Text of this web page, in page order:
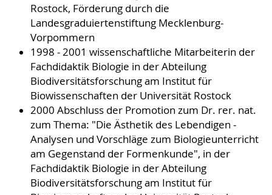
Rostock, Förderung durch die
Landesgraduiertenstiftung Mecklenburg-
Vorpommern
1998 - 2001 wissenschaftliche Mitarbeiterin der
Fachdidaktik Biologie in der Abteilung
Biodiversitätsforschung am Institut für
Biowissenschaften der Universität Rostock
2000 Abschluss der Promotion zum Dr. rer. nat.
zum Thema: "Die Ästhetik des Lebendigen -
Analysen und Vorschläge zum Biologieunterricht
am Gegenstand der Formenkunde", in der
Fachdidaktik Biologie in der Abteilung
Biodiversitätsforschung am Institut für